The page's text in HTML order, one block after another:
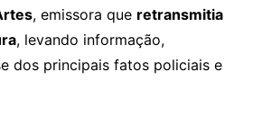
, emissora que retransmitia
, levando informação,
dos principais fatos policiais e